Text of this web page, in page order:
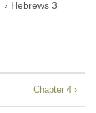
› Hebrews 3
Chapter 4 ›